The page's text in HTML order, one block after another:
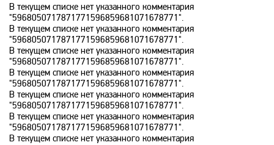
ID Xtra
Kazakh TV KZ
KazSport
MTV 00s
В текущем списке нет указанного комментария
"5968050717871771596859681071678771".
В текущем списке нет указанного комментария
"5968050717871771596859681071678771".
В текущем списке нет указанного комментария
"5968050717871771596859681071678771".
В текущем списке нет указанного комментария
"5968050717871771596859681071678771".
В текущем списке нет указанного комментария
"5968050717871771596859681071678771".
В текущем списке нет указанного комментария
"5968050717871771596859681071678771".
В текущем списке нет указанного комментария